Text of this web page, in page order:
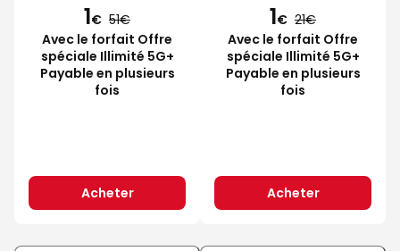
1€ 51
Avec le forfait Offre
spéciale Illimité 5G+
Payable en plusieurs
fois
Acheter
1€ 21
Avec le forfait Offre
spéciale Illimité 5G+
Payable en plusieurs
fois
Acheter